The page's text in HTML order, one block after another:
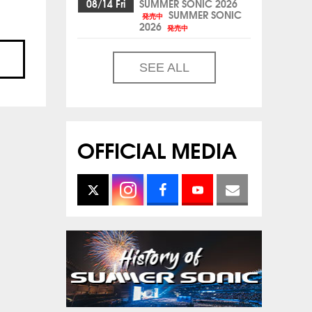
08/14 Fri SUMMER SONIC 2026
発売中 SUMMER SONIC
2026 発売中
SEE ALL
OFFICIAL MEDIA